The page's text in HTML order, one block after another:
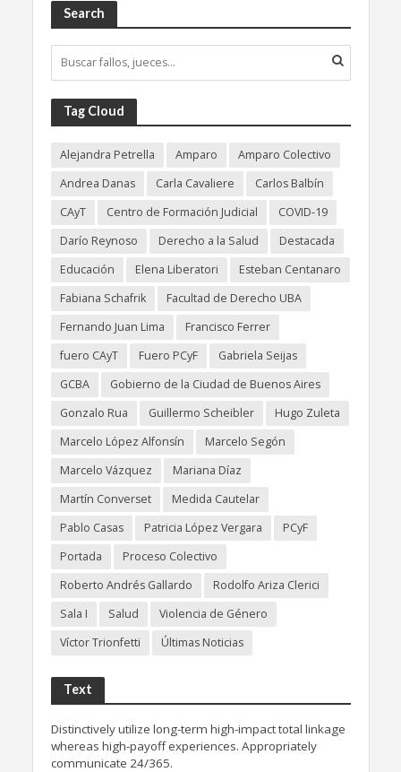
Search
Tag Cloud
Alejandra Petrella Amparo
Amparo Colectivo
Andrea Danas
Carla Cavaliere
Carlos Balbín
CAyT
Centro de Formación Judicial
COVID-19
Darío Reynoso
Derecho a la Salud
Destacada
Educación
Elena Liberatori
Esteban Centanaro
Fabiana Schafrik
Facultad de Derecho UBA
Fernando Juan Lima
Francisco Ferrer
fuero CAyT
Fuero PCyF
Gabriela Seijas
GCBA
Gobierno de la Ciudad de Buenos Aires
Gonzalo Rua
Guillermo Scheibler
Hugo Zuleta
Marcelo López Alfonsín
Marcelo Segón
Marcelo Vázquez
Mariana Díaz
Martín Converset
Medida Cautelar
Pablo Casas
Patricia López Vergara
PCyF
Portada
Proceso Colectivo
Roberto Andrés Gallardo
Rodolfo Ariza Clerici
Sala I
Salud
Violencia de Género
Víctor Trionfetti
Últimas Noticias
Text
Distinctively utilize long-term high-impact total linkage
whereas high-payoff experiences. Appropriately
communicate 24/365.